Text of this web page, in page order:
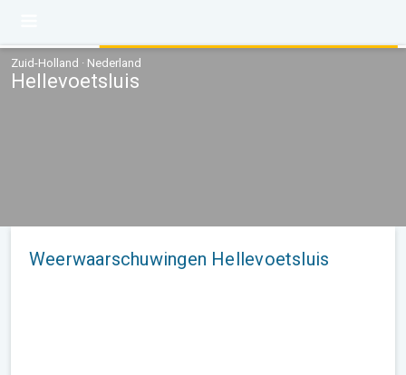
Zuid-Holland · Nederland
Hellevoetsluis
Weerwaarschuwingen Hellevoetsluis